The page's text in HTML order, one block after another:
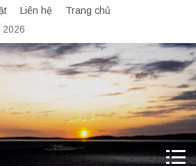
Liên hệ
Trang chủ